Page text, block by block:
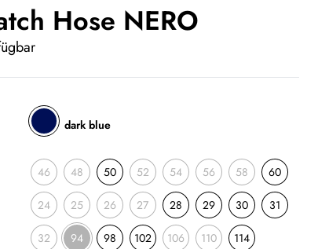
Hose NERO
dark blue
46 48 50 52 54 56 58 60
24 25 26 27 28 29 30 31
32 94 98 102 106 110 114